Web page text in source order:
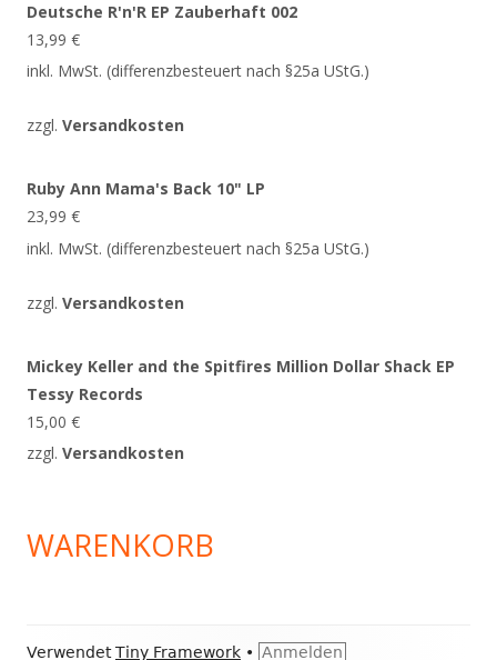
Deutsche R'n'R EP Zauberhaft 002
13,99 €
inkl. MwSt. (differenzbesteuert nach §25a UStG.)
zzgl. Versandkosten
Ruby Ann Mama's Back 10" LP
23,99 €
inkl. MwSt. (differenzbesteuert nach §25a UStG.)
zzgl. Versandkosten
Mickey Keller and the Spitfires Million Dollar Shack EP
Tessy Records
15,00 €
zzgl. Versandkosten
WARENKORB
Footer
VerwendetTiny Framework • Anmelden